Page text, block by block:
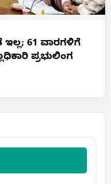
61 ವಾರಗಳಿಗೆ
ಪ್ರಭುಲಿಂಗ